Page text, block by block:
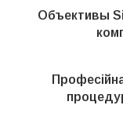
Объективы